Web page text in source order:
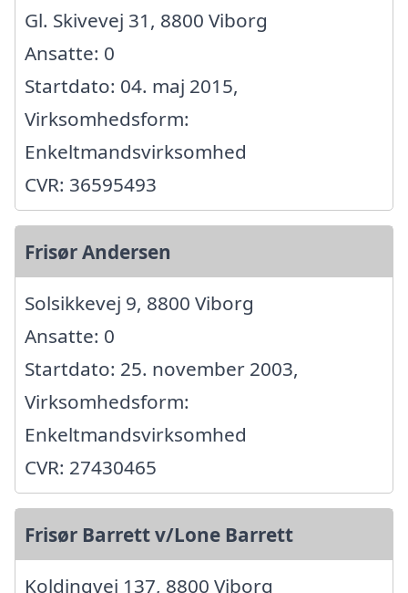
Gl. Skivevej 31, 8800 Viborg
Ansatte: 0
Startdato: 04. maj 2015,
Virksomhedsform:
Enkeltmandsvirksomhed
CVR: 36595493
Frisør Andersen
Solsikkevej 9, 8800 Viborg
Ansatte: 0
Startdato: 25. november 2003,
Virksomhedsform:
Enkeltmandsvirksomhed
CVR: 27430465
Frisør Barrett v/Lone Barrett
Koldingvej 137, 8800 Viborg